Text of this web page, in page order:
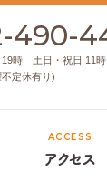
490-
19時 土日・祝日 11時
定休有り)
ACCESS
アクセス